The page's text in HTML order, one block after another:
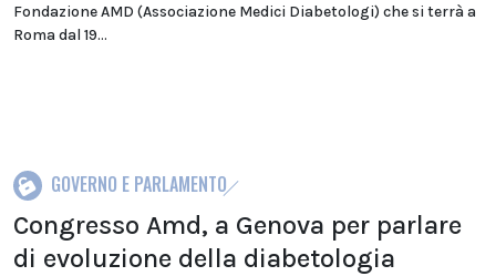
Fondazione AMD (Associazione Medici Diabetologi) che si terrà a
Roma dal 19...
GOVERNO E PARLAMENTO
Congresso Amd, a Genova per parlare
di evoluzione della diabetologia